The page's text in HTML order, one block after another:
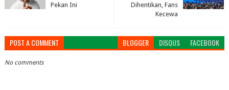
Dihentikan, Fans
Kecewa
Pekan Ini
POST A COMMENT BLOGGER DISQUS FACEBOOK
No comments